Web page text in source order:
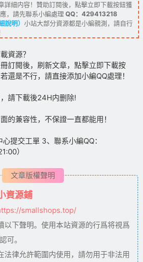
詳細内容！贊助訂閱後，點擊立即下載按鈕獲
，請先聯系小編處理 QQ：429413218
說明） 小站大部分資源都是小編親測，請自行
資源？
訂閱後，刷新文章，點擊立即下載按
還是不行，請直接添加小編QQ處理！
請下載後24H内删除!
的兼容性，不保證一直都能用！
提交工單 3、聯系小編QQ：
）
文章版權聲明
資源鋪
smallshops.top/
以下聲明。使用本站資源的行爲将視爲
可。
法律允許範圍内使用，請勿用于非法用